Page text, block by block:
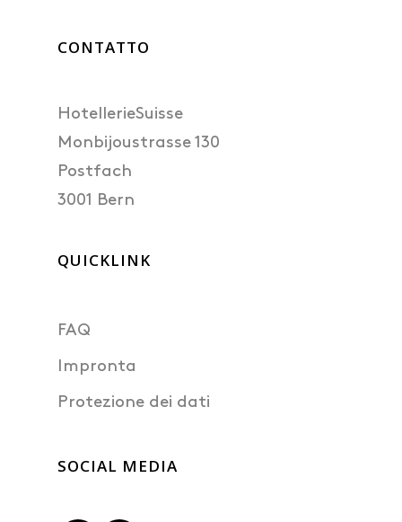
CONTATTO
HotellerieSuisse
Monbijoustrasse 130
Postfach
3001 Bern
QUICKLINK
FAQ
Impronta
Protezione dei dati
SOCIAL MEDIA